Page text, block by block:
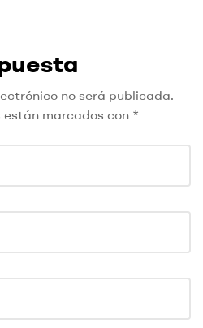
no será publicada.
marcados con *